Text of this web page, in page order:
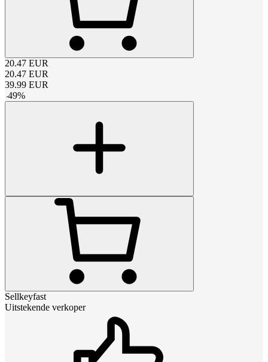
20.47 EUR
20.47 EUR
39.99 EUR
-49%
Sellkeyfast
Uitstekende verkoper